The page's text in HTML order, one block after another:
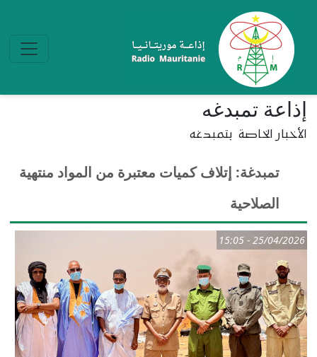
تجاوز إلى المحتوى الرئيسي
إذاعة تمبدغه
الأخبار الخاصة بتمبدغه
تمبدغة: إتلاف كميات معتبرة من المواد منتهية
الصلاحية
25/04/2026 - 15:05